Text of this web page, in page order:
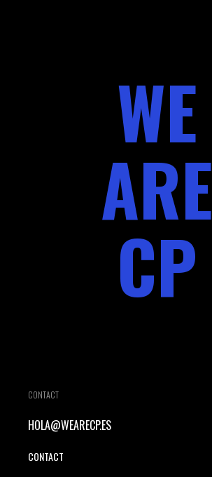
WE
ARE
CP
CONTACT
HOLA@WEARECP.ES
CONTACT